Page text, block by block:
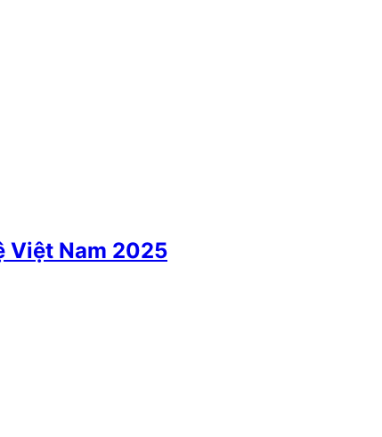
Việt Nam 2025